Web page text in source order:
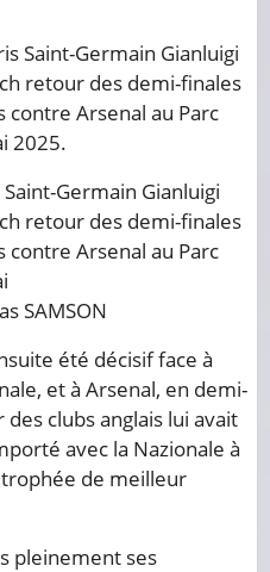
Germain Gianluigi
retour des demi-finales
contre Arsenal au Parc
SAMSON
été décisif face à
et à Arsenal, en demi-
clubs anglais lui avait
avec la Nazionale à
de meilleur
pleinement ses